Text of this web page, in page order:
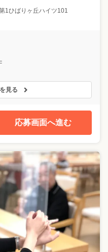
1ひばりヶ丘ハイツ101
見る
応募画面へ進む